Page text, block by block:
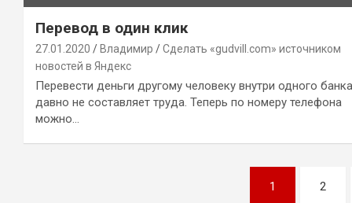
Перевод в один клик
27.01.2020 Владимир
Сделать «gudvill.com» источником
новостей в Яндекс
Перевести деньги другому человеку внутри одного банка
давно не составляет труда. Теперь по номеру телефона
можно…
1 2